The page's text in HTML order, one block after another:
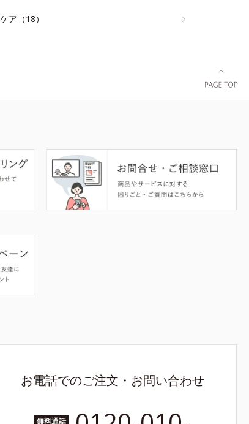
ア（18）
お電話でのご注文・お問い合わせ
無料通話